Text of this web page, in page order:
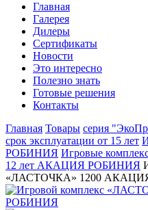
Главная
Галерея
Дилеры
Сертификаты
Новости
Это интересно
Полезно знать
Готовые решения
Контакты
Главная Товары серия
срок эксплуатации от 15 лет
РОБИНИЯ Игровые
12 лет АКАЦИЯ РОБИНИЯ
«ЛАСТОЧКА» 1200